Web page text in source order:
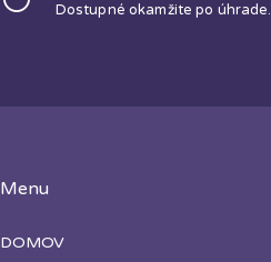
Dostupné okamžite po úhrade.
Menu
DOMOV